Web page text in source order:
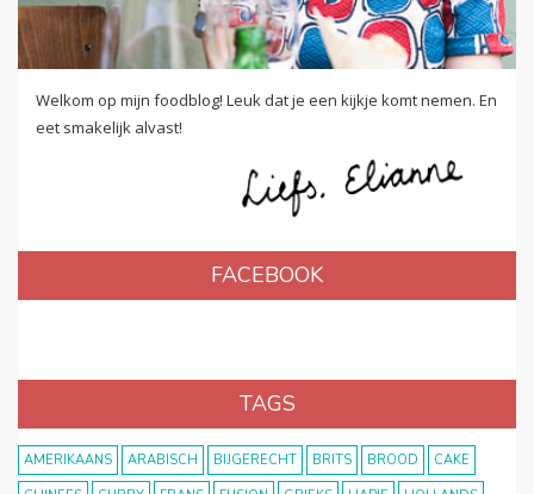
Welkom op mijn foodblog! Leuk dat je een kijkje komt nemen. En
eet smakelijk alvast!
FACEBOOK
TAGS
AMERIKAANS ARABISCH BIJGERECHT BRITS BROOD
CAKE